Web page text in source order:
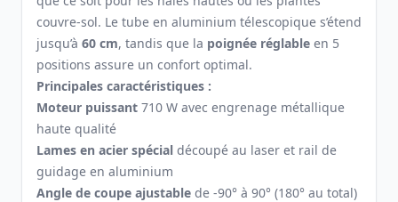
couvre-sol. Le tube en aluminium télescopique s’étend
jusqu’à 60 cm, tandis que la poignée réglable en 5
positions assure un confort optimal.
Principales caractéristiques :
Moteur puissant 710 W avec engrenage métallique
haute qualité
Lames en acier spécial découpé au laser et rail de
guidage en aluminium
Angle de coupe ajustable de -90° à 90° (180° au total)